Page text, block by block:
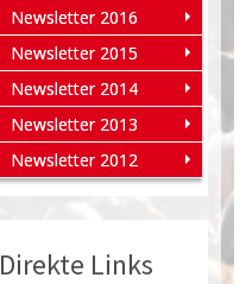
Newsletter 2016
Newsletter 2015
Newsletter 2014
Newsletter 2013
Newsletter 2012
Direkte Links